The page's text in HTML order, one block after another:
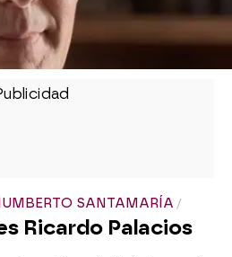
SANTAMARÍA
Ricardo Palacios